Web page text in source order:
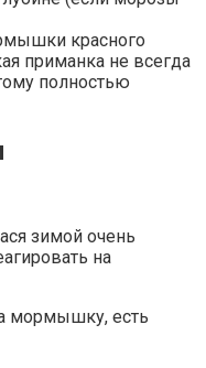
красного
приманка не всегда
полностью
зимой очень
на
мормышку, есть